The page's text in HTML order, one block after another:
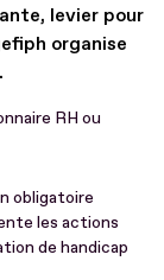
levier pour
organise
RH ou
obligatoire
les actions
de handicap